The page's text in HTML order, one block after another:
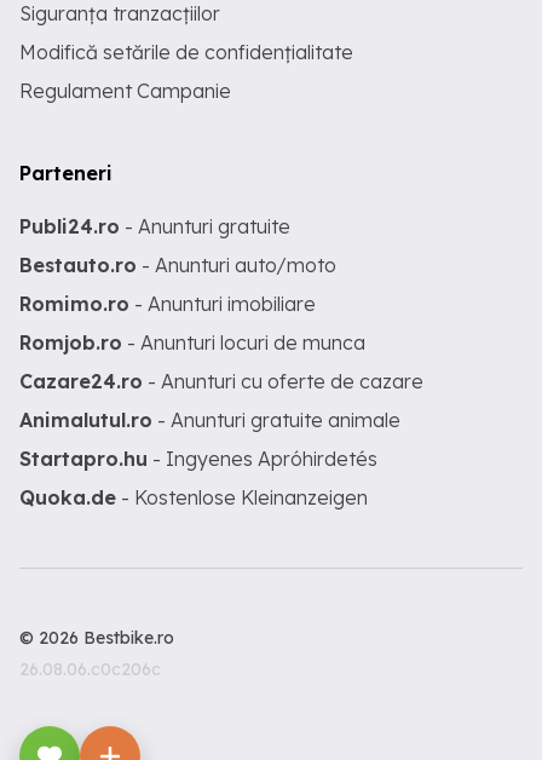
Siguranța tranzacțiilor
Modifică setările de confidențialitate
Regulament Campanie
Parteneri
Publi24.ro - Anunturi gratuite
Bestauto.ro - Anunturi auto/moto
Romimo.ro - Anunturi imobiliare
Romjob.ro - Anunturi locuri de munca
Cazare24.ro - Anunturi cu oferte de cazare
Animalutul.ro - Anunturi gratuite animale
Startapro.hu - Ingyenes Apróhirdetés
Quoka.de - Kostenlose Kleinanzeigen
© 2026 Bestbike.ro
26.08.06.c0c206c